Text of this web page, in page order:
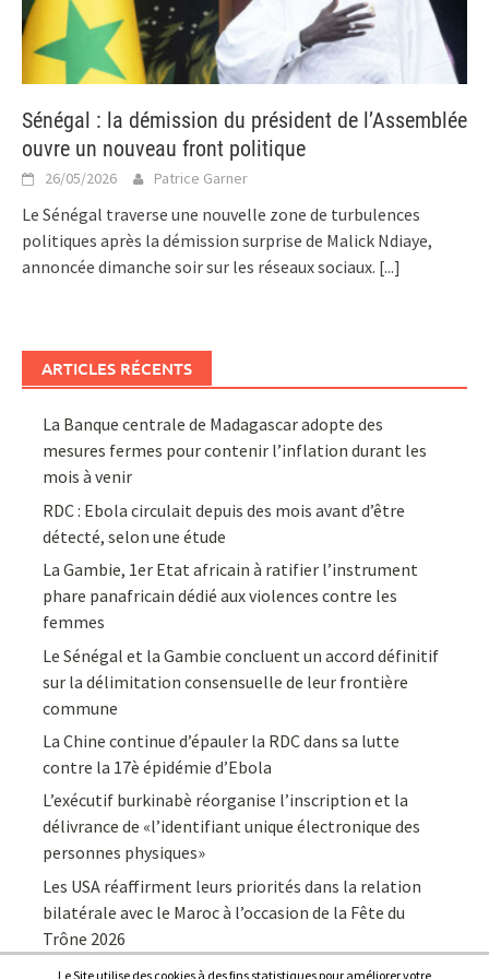
Sénégal : la démission du président de l’Assemblée
ouvre un nouveau front politique
26/05/2026 Patrice Garner
Le Sénégal traverse une nouvelle zone de turbulences
politiques après la démission surprise de Malick Ndiaye,
annoncée dimanche soir sur les réseaux sociaux. [...]
ARTICLES RÉCENTS
La Banque centrale de Madagascar adopte des
mesures fermes pour contenir l’inflation durant les
mois à venir
RDC : Ebola circulait depuis des mois avant d’être
détecté, selon une étude
La Gambie, 1er Etat africain à ratifier l’instrument
phare panafricain dédié aux violences contre les
femmes
Le Sénégal et la Gambie concluent un accord définitif
sur la délimitation consensuelle de leur frontière
commune
La Chine continue d’épauler la RDC dans sa lutte
contre la 17è épidémie d’Ebola
L’exécutif burkinabè réorganise l’inscription et la
délivrance de «l’identifiant unique électronique des
personnes physiques»
Les USA réaffirment leurs priorités dans la relation
bilatérale avec le Maroc à l’occasion de la Fête du
Trône 2026
Le Site utilise des cookies à des fins statistiques pour améliorer votre